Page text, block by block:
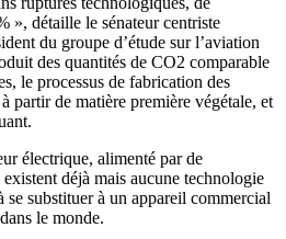
», détaille le sénateur centriste
du groupe d’étude sur l’aviation
des quantités de CO2 comparable
le processus de fabrication des
partir de matière première végétale, et
électrique, alimenté par de
déjà mais aucune technologie
se substituer à un appareil commercial
le monde.